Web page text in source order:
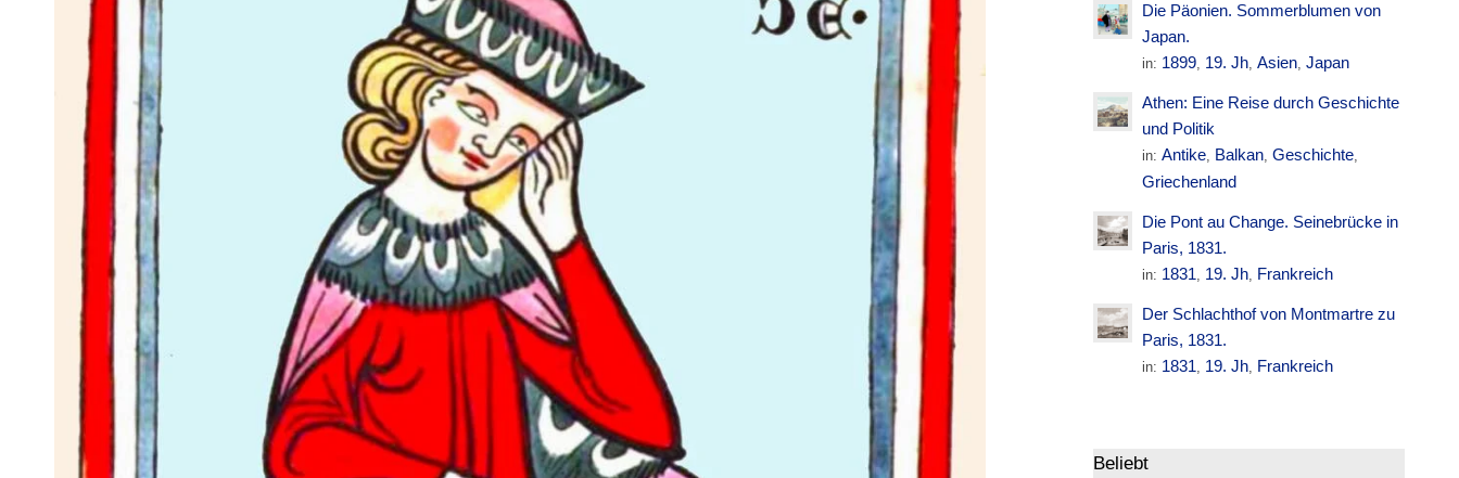
Die Päonien. Sommerblumen von
Japan.
in: 1899, 19. Jh,Asien,Japan
Athen: Eine Reise durch Geschichte
und Politik
in:Antike, Balkan,Geschichte,
Griechenland
Die Pont au Change. Seinebrücke in
Paris, 1831.
in: 1831, 19. Jh, Frankreich
Der Schlachthof von Montmartre zu
Paris, 1831.
in: 1831, 19. Jh, Frankreich
Beliebt